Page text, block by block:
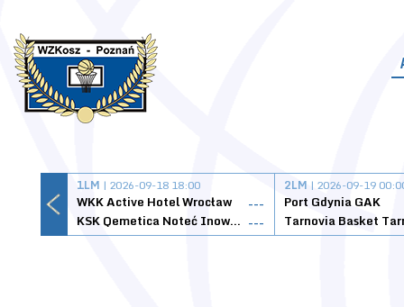
1LM | 2026-09-18 18:00
WKK Active Hotel Wrocław
---
KSK Qemetica Noteć Inowrocław ---
2LM | 2026-09-19
Port Gdynia GAK